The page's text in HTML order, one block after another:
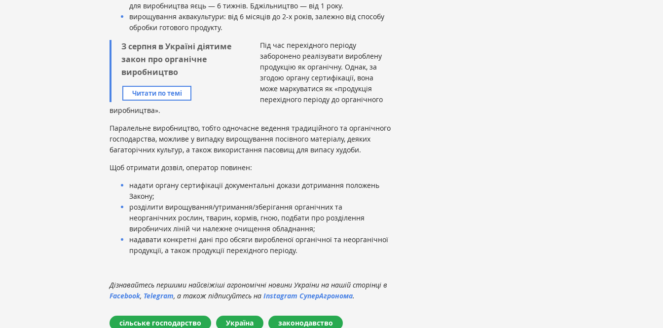
для виробництва яєць — 6 тижнів. Бджільництво — від 1 року.
вирощування аквакультури: від 6 місяців до 2-х років, залежно від способу
обробки готового продукту.
З серпня в Україні діятиме
закон про органічне
виробництво
Читати по темі
Під час перехідного періоду
заборонено реалізувати вироблену
продукцію як органічну. Однак, за
згодою органу сертифікації, вона
може маркуватися як «продукція
перехідного періоду до органічного
виробництва».
Паралельне виробництво, тобто одночасне ведення традиційного та органічного
господарства, можливе у випадку вирощування посівного матеріалу, деяких
багаторічних культур, а також використання пасовищ для випасу худоби.
Щоб отримати дозвіл, оператор повинен:
надати органу сертифікації документальні докази дотримання положень
Закону;
розділити вирощування/утримання/зберігання органічних та
неорганічних рослин, тварин, кормів, гною, подбати про розділення
виробничих ліній чи належне очищення обладнання;
надавати конкретні дані про обсяги виробленої органічної та неорганічної
продукції, а також продукції перехідного періоду.
Дізнавайтесь першими найсвіжіші агрономічні новини України на нашій сторінці в
Facebook, Telegram, а також підписуйтесь на Instagram СуперАгронома.
сільське господарство Україна законодавство